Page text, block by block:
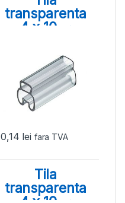
transparenta
4 x 10, ⌀
6,5 mm
0,14 lei fara TVA
Tila
transparenta